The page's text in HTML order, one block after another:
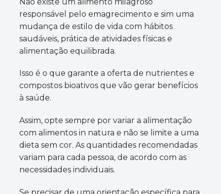
responsável pelo emagrecimento e sim uma
mudança de estilo de vida com hábitos
saudáveis, prática de atividades físicas e
alimentação equilibrada.
Isso é o que garante a oferta de nutrientes e
compostos bioativos que vão gerar benefícios
à saúde.
Assim, opte sempre por variar a alimentação
com alimentos in natura e não se limite a uma
dieta sem cor. As quantidades recomendadas
variam para cada pessoa, de acordo com as
necessidades individuais.